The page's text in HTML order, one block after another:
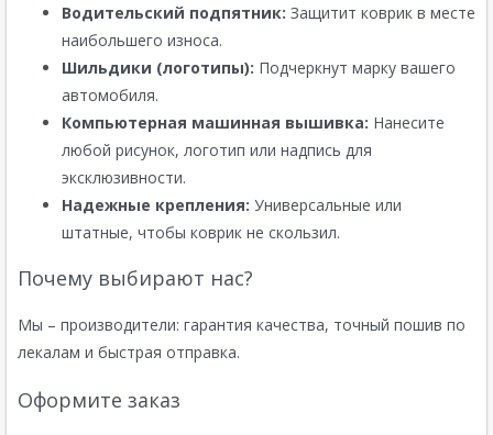
Водительский подпятник: Защитит коврик в месте
наибольшего износа.
Шильдики (логотипы): Подчеркнут марку вашего
автомобиля.
Компьютерная машинная вышивка: Нанесите
любой рисунок, логотип или надпись для
эксклюзивности.
Надежные крепления: Универсальные или
штатные, чтобы коврик не скользил.
Почему выбирают нас?
Мы – производители: гарантия качества, точный пошив по
лекалам и быстрая отправка.
Оформите заказ